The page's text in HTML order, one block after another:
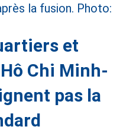
et
Chi Minh-
pas la